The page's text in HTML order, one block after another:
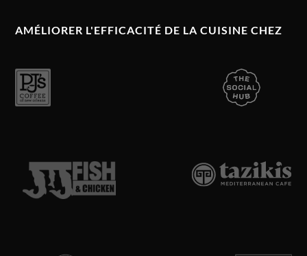
AMÉLIORER L'EFFICACITÉ DE LA CUISINE CHEZ